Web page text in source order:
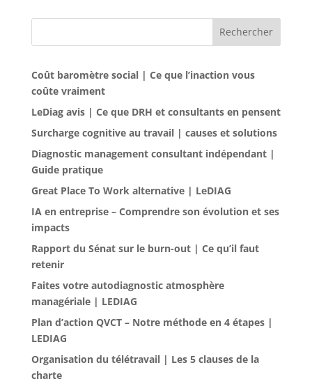
Rechercher
Coût baromètre social | Ce que l’inaction vous
coûte vraiment
LeDiag avis | Ce que DRH et consultants en pensent
Surcharge cognitive au travail | causes et solutions
Diagnostic management consultant indépendant |
Guide pratique
Great Place To Work alternative | LeDIAG
IA en entreprise – Comprendre son évolution et ses
impacts
Rapport du Sénat sur le burn-out | Ce qu’il faut
retenir
Faites votre autodiagnostic atmosphère
managériale | LEDIAG
Plan d’action QVCT – Notre méthode en 4 étapes |
LEDIAG
Organisation du télétravail | Les 5 clauses de la
charte